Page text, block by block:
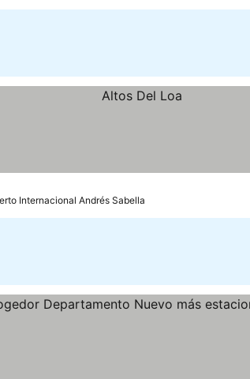
Internacional Andrés Sabella